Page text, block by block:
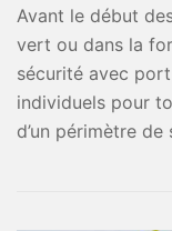
Avant le début
vert ou dans la
sécurité avec
individuels pour
d’un périmètre